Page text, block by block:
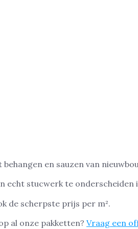
en sauzen van
echt stucwerk te onderscheiden
de scherpste prijs per m².
al onze pakketten? Vraag een